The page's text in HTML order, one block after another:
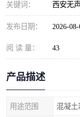
关键词： 西安无
发布日期： 2026-
阅 读 量： 43
产品描述
用途范围 混凝土